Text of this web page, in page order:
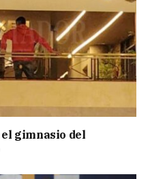
el gimnasio del